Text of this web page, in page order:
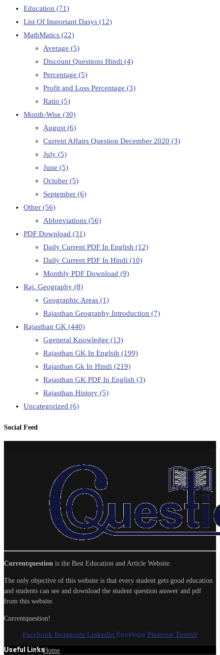
Education (71)
List Of Important Dasys (12)
MathMatics (22)
Average (5)
Discount Questions Hindi (4)
Percentage (5)
Profit and Loss Percentage (3)
Ratio (5)
Month-Wise (30)
August (6)
Current Affairs Question December 2020 (3)
July (5)
June (5)
October (5)
September (6)
Other (56)
Abbreviations (56)
PDF Download (31)
Daily Current PDF In English (12)
Daily Current PDF In Hindi (10)
Monthly PDF Download (9)
Raj. Geography (8)
Geographic Areas (1)
Rajasthan Geography Introduction (7)
Rajasthan GK (440)
Ggeneral Knowledge (13)
Rajasthan GK In Englsih (199)
Rajasthan Gk In Hindi (219)
Rajasthan GK PDF In English (3)
Rajasthan History (5)
Uncategorized (6)
Social Feed
Currentquestion is the Best Education and Article Website.
The only objective of this website is that every student gets good education
and students can see and download the student question answer and pdf
from this website.
Currentquestion!
Facebook Instagram Linkedin Envelope Pinterest Tumblr
Useful LinksHome